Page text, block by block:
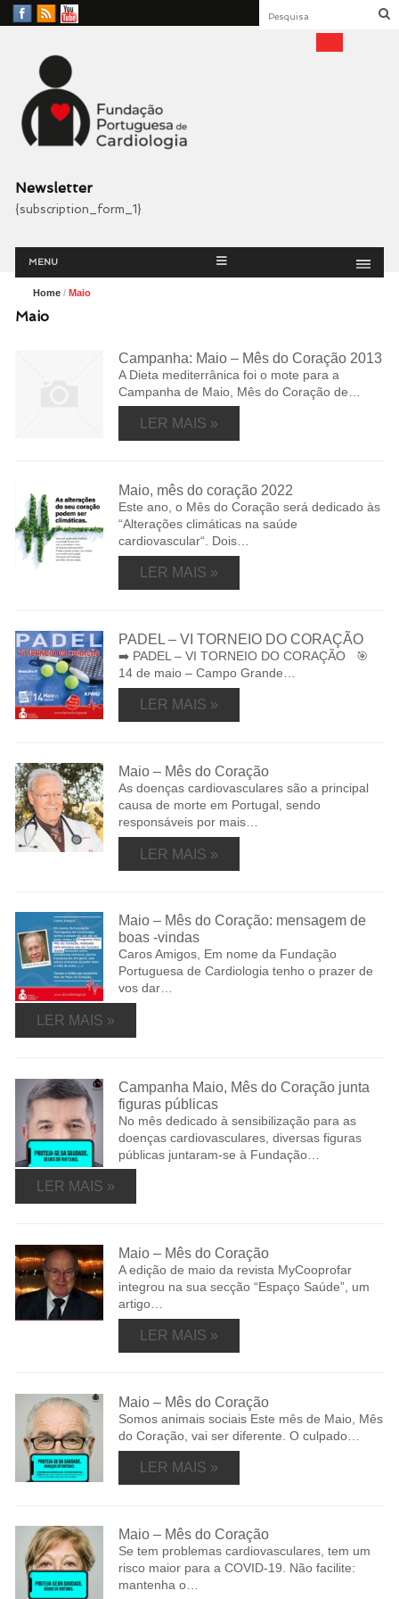
Facebook
RSS
YouTube
Fundação Portuguesa
Cardiologia
Newsletter
{subscription_form_1}
Menu
MENU
Home/ Maio
Maio
Campanha: Maio – Mês do Coração 2013
A Dieta mediterrânica foi o mote para a
Campanha de Maio, Mês do Coração de…
LER MAIS »
Maio, mês do coração 2022
Este ano, o Mês do Coração será dedicado às
“Alterações climáticas na saúde
cardiovascular“. Dois…
LER MAIS »
PADEL – VI TORNEIO DO CORAÇÃO
➡️ PADEL – VI TORNEIO DO CORAÇÃO 🎯
14 de maio – Campo Grande…
LER MAIS »
Maio – Mês do Coração
As doenças cardiovasculares são a principal
causa de morte em Portugal, sendo
responsáveis por mais…
LER MAIS »
Maio – Mês do Coração: mensagem de
boas -vindas
Caros Amigos, Em nome da Fundação
Portuguesa de Cardiologia tenho o prazer de
vos dar…
LER MAIS »
Campanha Maio, Mês do Coração junta
figuras públicas
No mês dedicado à sensibilização para as
doenças cardiovasculares, diversas figuras
públicas juntaram-se à Fundação…
LER MAIS »
Maio – Mês do Coração
A edição de maio da revista MyCooprofar
integrou na sua secção “Espaço Saúde”, um
artigo…
LER MAIS »
Maio – Mês do Coração
Somos animais sociais Este mês de Maio, Mês
do Coração, vai ser diferente. O culpado…
LER MAIS »
Maio – Mês do Coração
Se tem problemas cardiovasculares, tem um
risco maior para a COVID-19. Não facilite:
mantenha o…